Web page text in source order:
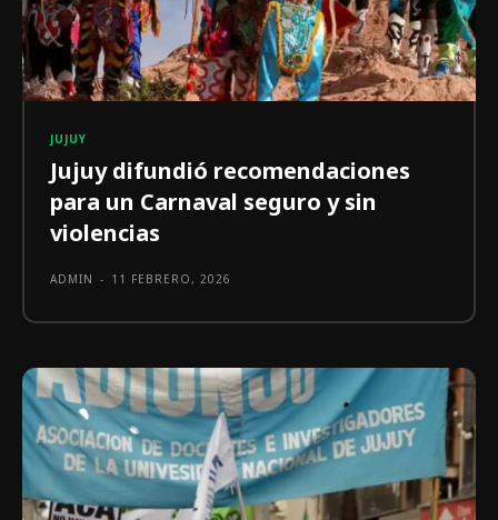
JUJUY
Jujuy difundió recomendaciones
para un Carnaval seguro y sin
violencias
ADMIN - 11 FEBRERO, 2026